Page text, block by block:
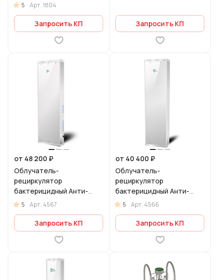
5 Арт.1804
Запросить КП Запросить КП
от 48 200 ₽
Облучатель-
рециркулятор
бактерицидный Анти-
Бакт 200
5 Арт. 4567
Запросить КП
от 40 400 ₽
Облучатель-
рециркулятор
бактерицидный Анти-
Бакт 150
5 Арт. 4566
Запросить КП